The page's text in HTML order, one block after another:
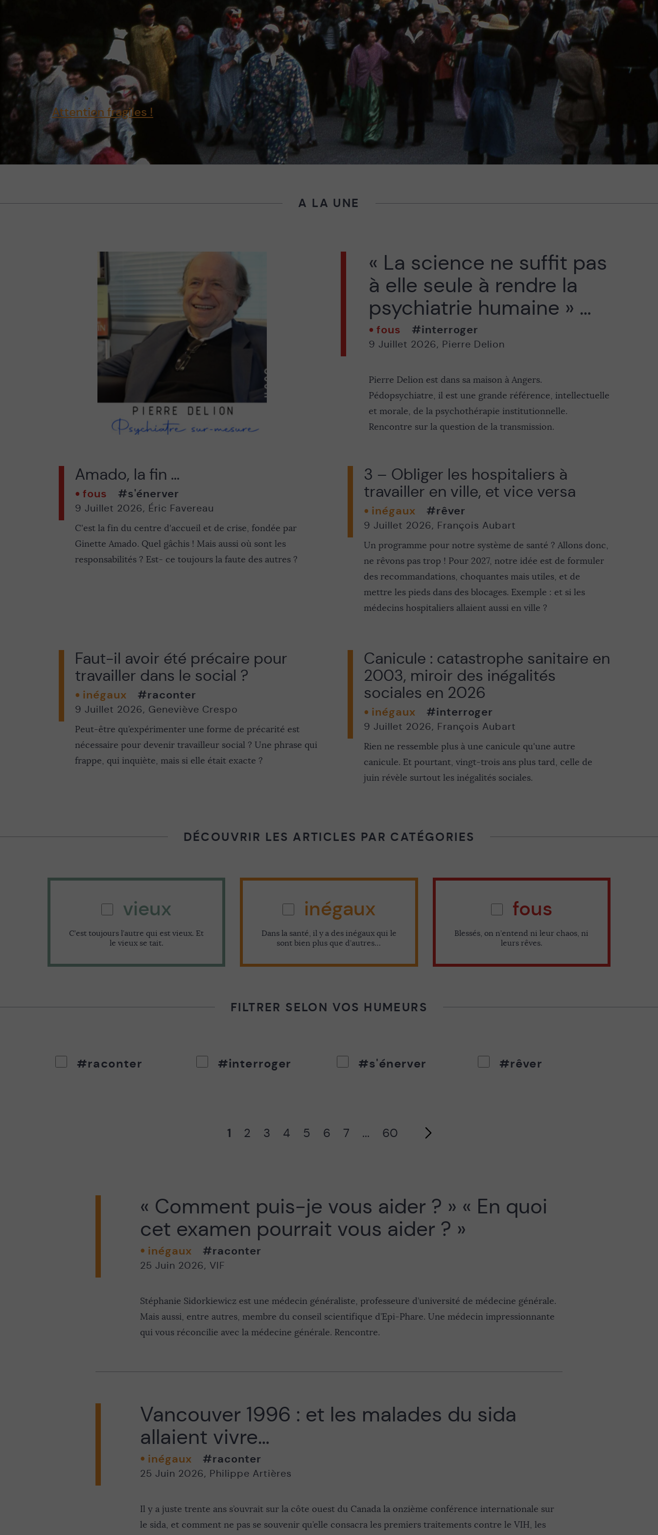
Attention fragiles !
A LA UNE
« La science ne suffit pas
à elle seule à rendre la
psychiatrie humaine » …
fous #interroger
9 Juillet 2026, Pierre Delion
Pierre Delion est dans sa maison à Angers.
Pédopsychiatre, il est une grande référence, intellectuelle
et morale, de la psychothérapie institutionnelle.
Rencontre sur la question de la transmission.
Amado, la fin …
fous #s'énerver
9 Juillet 2026, Éric Favereau
C'est la fin du centre d'accueil et de crise, fondée par
Ginette Amado. Quel gâchis ! Mais aussi où sont les
responsabilités ? Est- ce toujours la faute des autres ?
3 – Obliger les hospitaliers à
travailler en ville, et vice versa
inégaux #rêver
9 Juillet 2026, François Aubart
Un programme pour notre système de santé ? Allons donc,
ne rêvons pas trop ! Pour 2027, notre idée est de formuler
des recommandations, choquantes mais utiles, et de
mettre les pieds dans des blocages. Exemple : et si les
médecins hospitaliers allaient aussi en ville ?
Faut-il avoir été précaire pour
travailler dans le social ?
inégaux #raconter
9 Juillet 2026, Geneviève Crespo
Peut-être qu’expérimenter une forme de précarité est
nécessaire pour devenir travailleur social ? Une phrase qui
frappe, qui inquiète, mais si elle était exacte ?
Canicule : catastrophe sanitaire en
2003, miroir des inégalités
sociales en 2026
inégaux #interroger
9 Juillet 2026, François Aubart
Rien ne ressemble plus à une canicule qu'une autre
canicule. Et pourtant, vingt-trois ans plus tard, celle de
juin révèle surtout les inégalités sociales.
DÉCOUVRIR LES ARTICLES PAR CATÉGORIES
vieux
C’est toujours l’autre qui est vieux. Et
le vieux se tait.
inégaux
Dans la santé, il y a des inégaux qui le
sont bien plus que d’autres…
fous
Blessés, on n’entend ni leur chaos, ni
leurs rêves.
FILTRER SELON VOS HUMEURS
#raconter #interroger #s'énerver #rêver
1
2 3 4 5 6 7 ... 60
« Comment puis-je vous aider ? » « En quoi
cet examen pourrait vous aider ? »
inégaux #raconter
25 Juin 2026, VIF
Stéphanie Sidorkiewicz est une médecin généraliste, professeure d’université de médecine générale.
Mais aussi, entre autres, membre du conseil scientifique d’Epi-Phare. Une médecin impressionnante
qui vous réconcilie avec la médecine générale. Rencontre.
Vancouver 1996 : et les malades du sida
allaient vivre…
inégaux #raconter
25 Juin 2026, Philippe Artières
Il y a juste trente ans s’ouvrait sur la côte ouest du Canada la onzième conférence internationale sur
le sida, et comment ne pas se souvenir qu’elle consacra les premiers traitements contre le VIH, les